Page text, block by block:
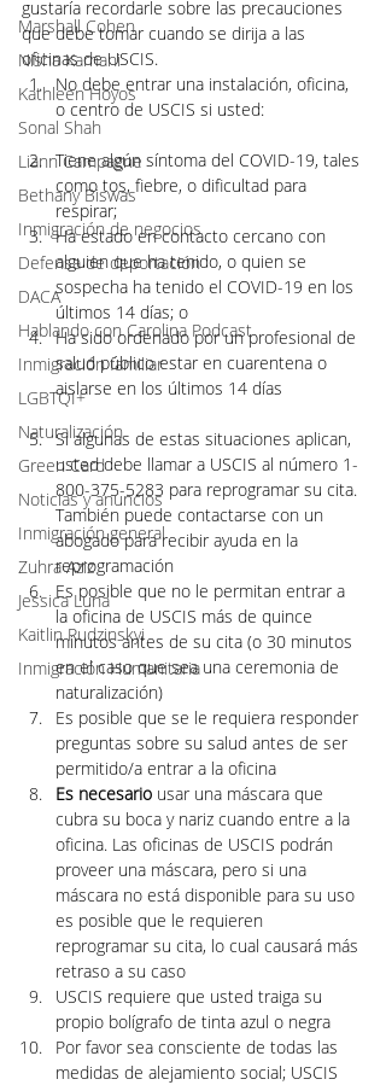
Marshall Cohen
Nisha Karnani
Kathleen Hoyos
Sonal Shah
Liann Campagne
Bethany Biswas
Inmigración de negocios
Defensa de deportación
DACA
Hablando con Carolina Podcast
Inmigración familiar
LGBTQI+
Naturalización
Green Card
Noticias y anuncios
Inmigración general
Zuhra Aziz
Jessica Luna
Kaitlin Rudzinskyi
Inmigración Humanitaria
gustaría recordarle sobre las precauciones
que debe tomar cuando se dirija a las
oficinas de USCIS.
No debe entrar una instalación, oficina,
o centro de USCIS si usted:
Tiene algún síntoma del COVID-19, tales
como tos, fiebre, o dificultad para
respirar;
Ha estado en contacto cercano con
alguien que ha tenido, o quien se
sospecha ha tenido el COVID-19 en los
últimos 14 días; o
Ha sido ordenado por un profesional de
salud público estar en cuarentena o
aislarse en los últimos 14 días
Si algunas de estas situaciones aplican,
usted debe llamar a USCIS al número 1-
800-375-5283 para reprogramar su cita.
También puede contactarse con un
abogado para recibir ayuda en la
reprogramación
Es posible que no le permitan entrar a
la oficina de USCIS más de quince
minutos antes de su cita (o 30 minutos
en el caso que sea una ceremonia de
naturalización)
Es posible que se le requiera responder
preguntas sobre su salud antes de ser
permitido/a entrar a la oficina
Es necesario usar una máscara que
cubra su boca y nariz cuando entre a la
oficina. Las oficinas de USCIS podrán
proveer una máscara, pero si una
máscara no está disponible para su uso
es posible que le requieren
reprogramar su cita, lo cual causará más
retraso a su caso
USCIS requiere que usted traiga su
propio bolígrafo de tinta azul o negra
Por favor sea consciente de todas las
medidas de alejamiento social; USCIS